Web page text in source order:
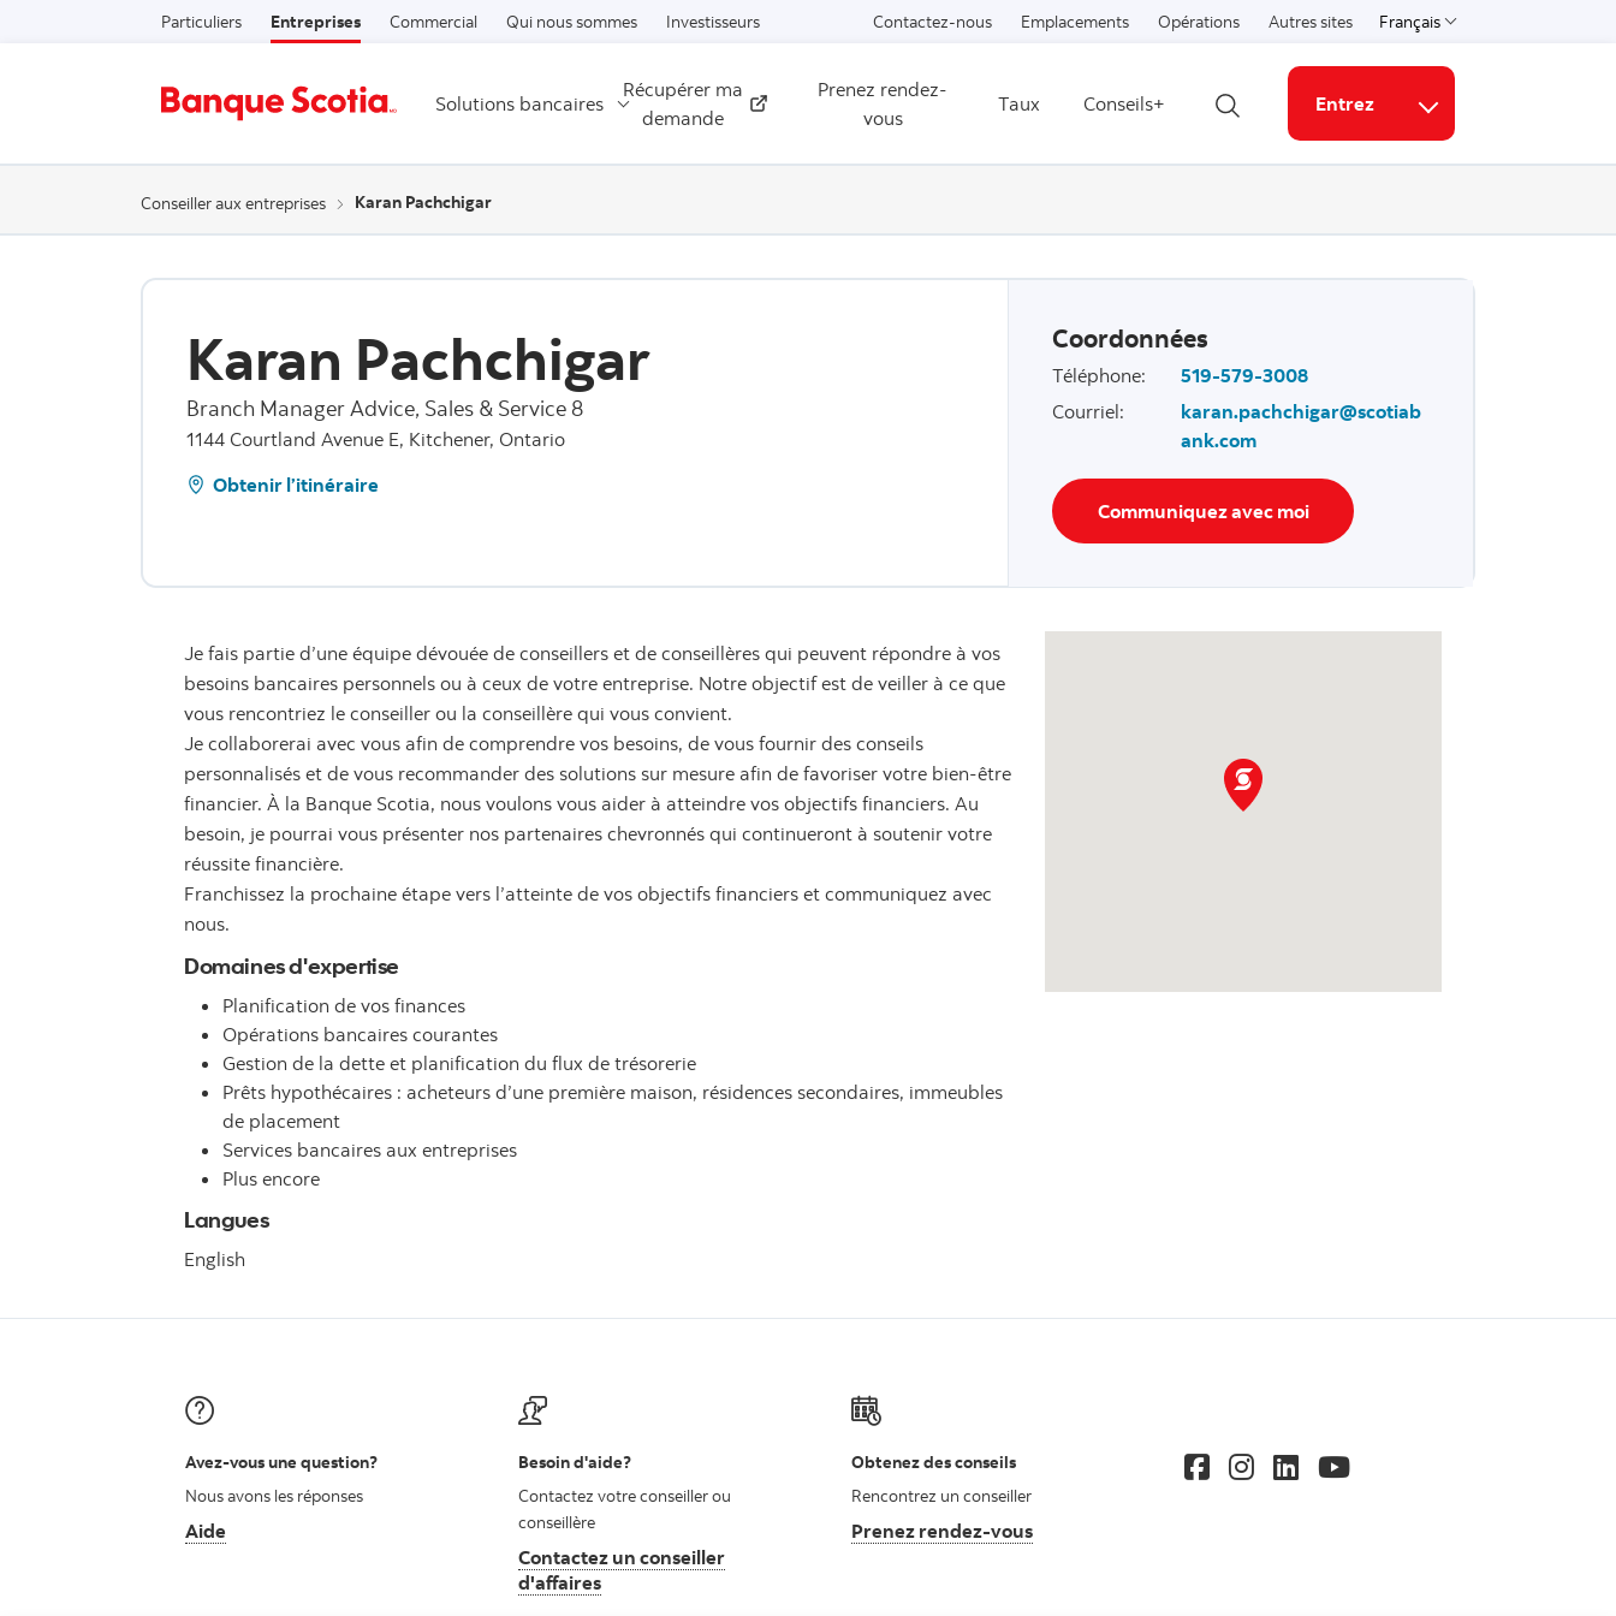
Passer au contenu
Particuliers Entreprises Commercial Qui nous sommes Investisseurs Contactez-nous Emplacements Opérations Autres sites Français
Select a language
Solutions bancaires
Récupérer ma
demande
Externe
Prenez rendez-
vous
Taux
Conseils+
Ouvrir la recherche
Entrez
Liens connexes
Conseiller aux entreprises Karan Pachchigar
Karan Pachchigar
Branch Manager Advice, Sales & Service 8
1144 Courtland Avenue E, Kitchener, Ontario
Obtenir l’itinéraire
Coordonnées
Téléphone:
519-579-3008
Courriel:
karan.pachchigar@scotiab
ank.com
Communiquez avec moi
Je fais partie d’une équipe dévouée de conseillers et de conseillères qui peuvent répondre à vos
besoins bancaires personnels ou à ceux de votre entreprise. Notre objectif est de veiller à ce que
vous rencontriez le conseiller ou la conseillère qui vous convient.
Je collaborerai avec vous afin de comprendre vos besoins, de vous fournir des conseils
personnalisés et de vous recommander des solutions sur mesure afin de favoriser votre bien-être
financier. À la Banque Scotia, nous voulons vous aider à atteindre vos objectifs financiers. Au
besoin, je pourrai vous présenter nos partenaires chevronnés qui continueront à soutenir votre
réussite financière.
Franchissez la prochaine étape vers l’atteinte de vos objectifs financiers et communiquez avec
nous.
Domaines d'expertise
Planification de vos finances
Opérations bancaires courantes
Gestion de la dette et planification du flux de trésorerie
Prêts hypothécaires : acheteurs d’une première maison, résidences secondaires, immeubles
de placement
Services bancaires aux entreprises
Plus encore
Langues
English
Avez-vous une question?
Nous avons les réponses
Aide
Besoin d'aide?
Contactez votre conseiller ou
conseillère
Contactez un conseiller
d'affaires
Obtenez des conseils
Rencontrez un conseiller
Prenez rendez-vous